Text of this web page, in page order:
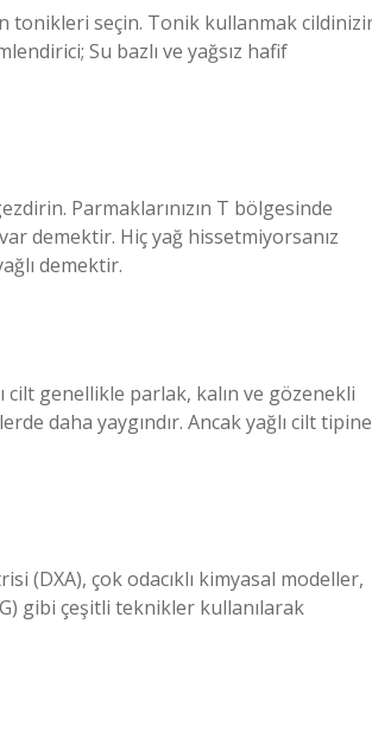
tonikleri seçin. Tonik kullanmak
Su bazlı ve yağsız hafif
Parmaklarınızın T bölgesinde
demektir. Hiç yağ hissetmiyorsanız
demektir.
genellikle parlak, kalın ve gözenekli
daha yaygındır. Ancak yağlı cilt tipine
(DXA), çok odacıklı kimyasal modeller,
gibi çeşitli teknikler kullanılarak